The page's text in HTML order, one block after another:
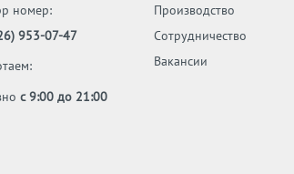
номер:
953-07-47
с 9:00 до 21:00
Производство
Сотрудничество
Вакансии